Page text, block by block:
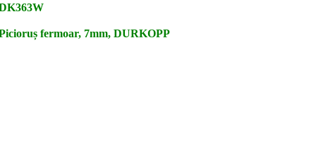
fermoar, 7mm, DURKOPP